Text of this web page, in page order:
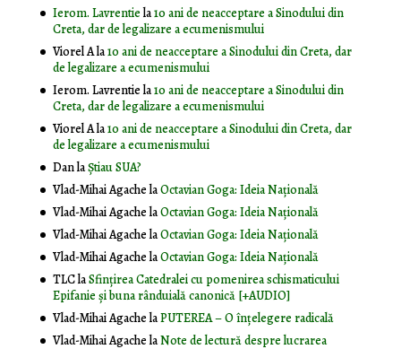
Ierom. Lavrentiela10 ani de neacceptare a Sinodului din
Creta, dar de legalizare a ecumenismului
Viorel Ala10 ani de neacceptare a Sinodului din Creta, dar
de legalizare a ecumenismului
Ierom. Lavrentiela10 ani de neacceptare a Sinodului din
Creta, dar de legalizare a ecumenismului
Viorel Ala10 ani de neacceptare a Sinodului din Creta, dar
de legalizare a ecumenismului
DanlaȘtiau SUA?
Vlad-Mihai AgachelaOctavian Goga: Ideia Naţională
Vlad-Mihai AgachelaOctavian Goga: Ideia Naţională
Vlad-Mihai AgachelaOctavian Goga: Ideia Naţională
Vlad-Mihai AgachelaOctavian Goga: Ideia Naţională
TLClaSfințirea Catedralei cu pomenirea schismaticului
Epifanie și buna rânduială canonică [+AUDIO]
Vlad-Mihai AgachelaPUTEREA – O înţelegere radicală
Vlad-Mihai AgachelaNote de lectură despre lucrarea